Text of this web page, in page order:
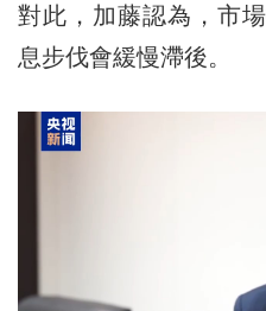
對此，加藤認為，市
息步伐會緩慢滯後。